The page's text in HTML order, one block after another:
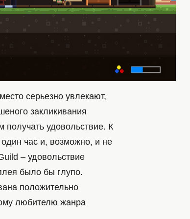
серьезно увлекают,
закликивания
получать удовольствие. К
час и, возможно, и не
– удовольствие
было бы глупо.
положительно
любителю жанра